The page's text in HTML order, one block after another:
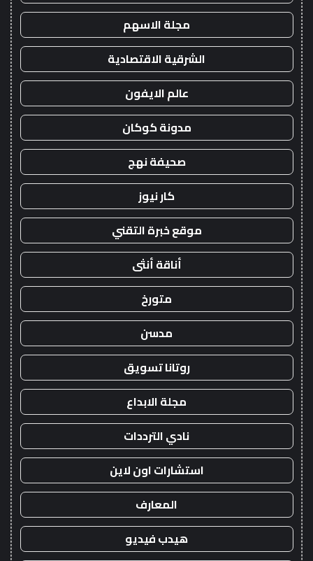
مجلة الاسهم
الشرقية الاقتصادية
عالم الايفون
مدونة كوكان
صحيفة نهج
كار نيوز
موقع خبرة التقني
أناقة أنثى
متورخ
مدسن
روتانا تسويق
مجلة الابداع
نادي الترددات
استشارات اون لاين
المعارف
هيدب فيديو